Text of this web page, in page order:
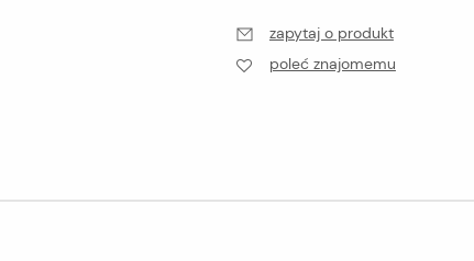
zapytaj o produkt
poleć znajomemu